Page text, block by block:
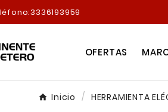
3336193959
OFERTAS
Inicio HERRAMIENTA